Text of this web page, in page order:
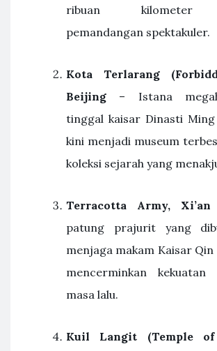
ribuan kilometer
pemandangan spektakuler.
Kota Terlarang
Beijing – Istana
tinggal kaisar Dinasti
kini menjadi museum
koleksi sejarah yang
Terracotta Army, Xi’an
patung prajurit yang
menjaga makam Kaisar Qin
mencerminkan
masa lalu.
Kuil Langit (Temple of